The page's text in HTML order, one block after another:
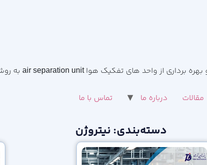
مقالات درباره ما تماس با ما
دسته‌بندی: نیتروژن